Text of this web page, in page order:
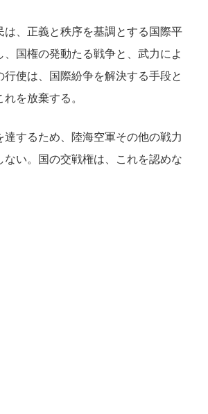
、正義と秩序を基調とする国際平
、国権の発動たる戦争と、武力によ
行使は、国際紛争を解決する手段と
を放棄する。
するため、陸海空軍その他の戦力
ない。国の交戦権は、これを認めな